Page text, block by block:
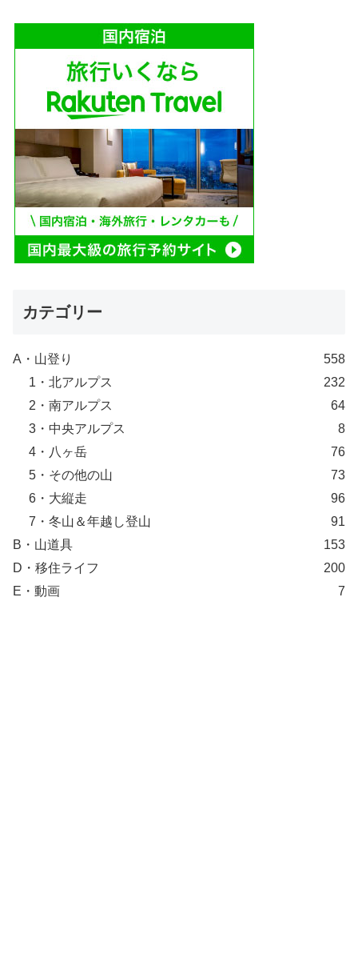
カテゴリー
A・山登り
558
1・北アルプス
232
2・南アルプス
64
3・中央アルプス
8
4・八ヶ岳
76
5・その他の山
73
6・大縦走
96
7・冬山＆年越し登山
91
B・山道具
153
D・移住ライフ
200
E・動画
7